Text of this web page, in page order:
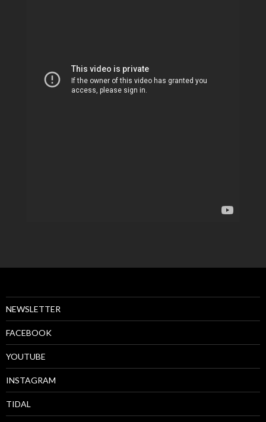
NEWSLETTER
FACEBOOK
YOUTUBE
INSTAGRAM
TIDAL